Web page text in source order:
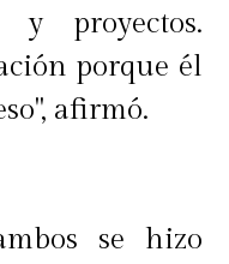
y proyectos.
porque él
afirmó.
se hizo